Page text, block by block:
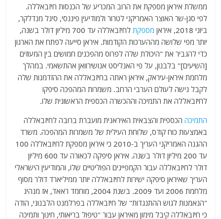
ממשלת איראן מספקת את הרוב המכריע של הכנסות חיזבאללה.
לפי סגן-שר האוצר האמריקני לטרור ולמודיעין פיננסי, סיגל מנדלקר,
ביוני 2018, איראן
מספקת
לחיזבאללה עד 700 מיליון דולר בשנה,
יותר מפי שלושה מההערכות הקודמות. איראן סייעה לפתח את הארגון
כדי להגביר את "היכולת שלה לפרוס מהפכנים חמושים בין המעוזים
[השיעים]" בלבנון, על פי האנליסט אנושירוואן אהתשאמי. במהלך
מלחמת איראן-עיראק, איראן ראתה בחיזבאללה את ההזדמנות שלה
לקבל גישה לעולם הערבי הרחב. משמרות המהפכה סיפקו
לחיזבאללה את התמיכה וההכשרה הכספית הראשונית שלו.
התמיכה הכספית והצבאית האיראנית מועברת ברובה לחיזבאללה
באמצעות כוח קודס, שלוחת העילית של משמרות המהפכה. משרד
ההגנה האמריקני העריך ב-2010 כי איראן מספקת לחיזבאללה 100
עד 200 מיליון דולר בשנה. איראן סיפקה לכאורה עד 600 מיליון
דולר לחיזבאללה עבור הקמפיינים הפוליטיים שלו, והמודיעין הישראלי
העריך שאיראן סיפקה ישירות לחיזבאללה יותר ממיליארד דולר מסוף
מלחמת 2006 ועד 2009. בשנת 2004, מוחמד ראאד, אז מנהיג
"הנאמנות לגוש ההתנגדות" של חיזבאללה בפרלמנט הלבנוני, הודה
כי חיזבאללה קיבל מימון מאיראן עבור "טיפול בריאותי, חינוך ותמיכה